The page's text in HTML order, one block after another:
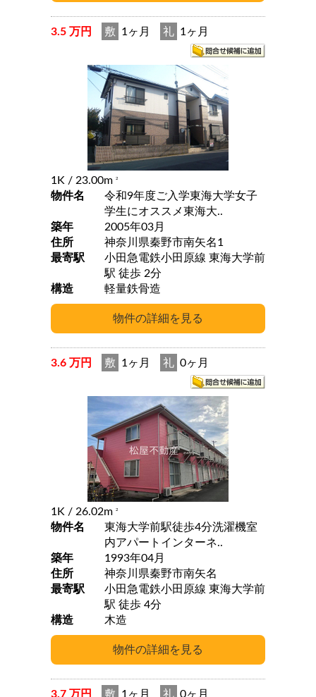
3.5 万円 敷 1ヶ月 礼 1ヶ月
1K / 23.00m 2
物件名
令和9年度ご入学東海大学女子
学生にオススメ東海大..
築年
2005年03月
住所
神奈川県秦野市南矢名1
最寄駅
小田急電鉄小田原線 東海大学前
駅 徒歩 2分
構造
軽量鉄骨造
3.6 万円 敷 1ヶ月 礼 0ヶ月
1K / 26.02m 2
物件名
東海大学前駅徒歩4分洗濯機室
内アパートインターネ..
築年
1993年04月
住所
神奈川県秦野市南矢名
最寄駅
小田急電鉄小田原線 東海大学前
駅 徒歩 4分
構造
木造
3.7 万円 敷 1ヶ月 礼 0ヶ月